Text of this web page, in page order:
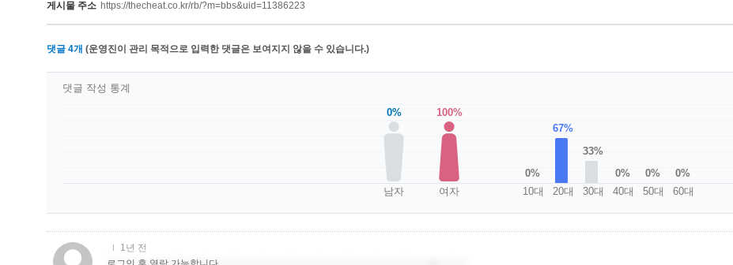
게시물 주소 https://thecheat.co.kr/rb/?m=bbs&uid=11386223
댓글 4개 (운영진이 관리 목적으로 입력한 댓글은 보여지지 않을 수 있습니다.)
0%
남자
100%
여자
0%
10대
67%
20대
33%
30대
0%
40대
0%
50대
0%
60대
댓글 작성 통계